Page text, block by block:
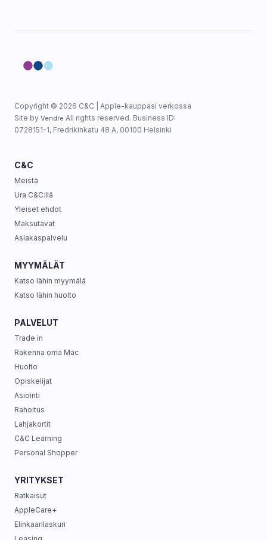
Copyright © 2026 C&C | Apple-kauppasi verkossa
Site by Vendre All rights reserved. Business ID:
0728151-1, Fredrikinkatu 48 A, 00100 Helsinki
C&C
Meistä
Ura C&C:llä
Yleiset ehdot
Maksutavat
Asiakaspalvelu
MYYMÄLÄT
Katso lähin myymälä
Katso lähin huolto
PALVELUT
Trade in
Rakenna oma Mac
Huolto
Opiskelijat
Asiointi
Rahoitus
Lahjakortit
C&C Learning
Personal Shopper
YRITYKSET
Ratkaisut
AppleCare+
Elinkaarilaskuri